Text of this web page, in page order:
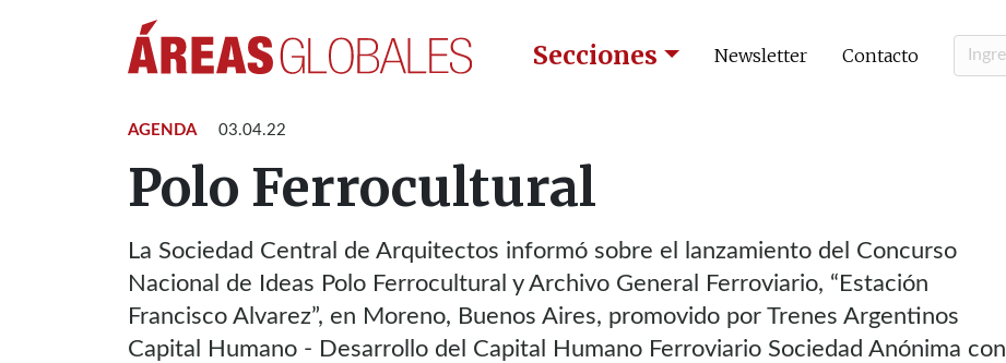
Secciones Newsletter Contacto
AGENDA 03.04.22
Polo Ferrocultural
La Sociedad Central de Arquitectos informó sobre el lanzamiento del Concurso
Nacional de Ideas Polo Ferrocultural y Archivo General Ferroviario, “Estación
Francisco Alvarez”, en Moreno, Buenos Aires, promovido por Trenes Argentinos
Capital Humano - Desarrollo del Capital Humano Ferroviario Sociedad Anónima con